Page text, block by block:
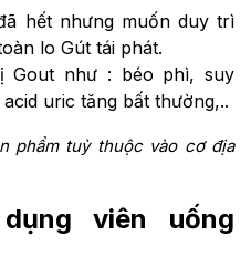
hết nhưng muốn duy trì
lo Gút tái phát.
Gout như : béo phì, suy
uric tăng bất thường,..
phẩm tuỳ thuộc vào cơ địa
viên uống